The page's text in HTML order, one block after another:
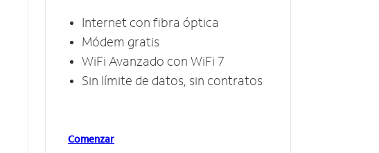
Internet con fibra óptica
Módem gratis
WiFi Avanzado con WiFi 7
Sin límite de datos, sin contratos
Comenzar